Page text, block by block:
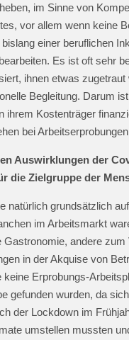
im Sinne von
vor allem wenn keine
einer beruflichen
Es ist oft sehr
ihnen etwas
Begleitung. Darum
ihrem Kostenträger
bei
Auswirklungen der
die Zielgruppe der
natürlich grundsätzlich
im Arbeitsmarkt
andere
in der Akquise von
Erprobungs-
gefunden wurden, da
der Lockdown im
umstellen mussten